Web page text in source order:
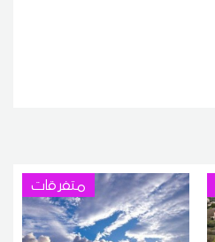
متفرقات